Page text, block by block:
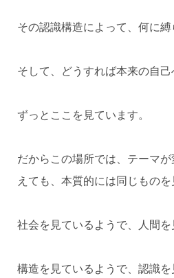
その認識構造によって、何に縛
そして、どうすれば本来の自己
ずっとここを見ています。
だからこの場所では、テーマ
えても、本質的には同じものを
社会を見ているようで、人間を
構造を見ているようで、認識を